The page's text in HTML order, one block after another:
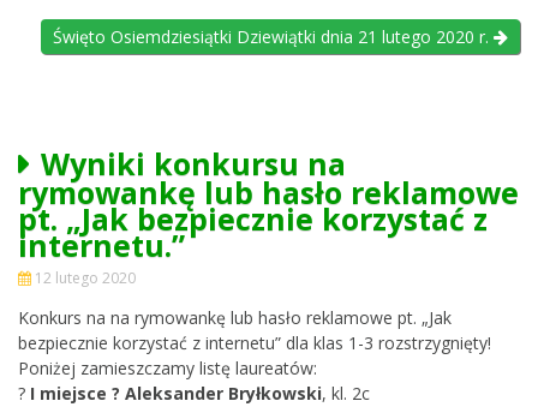
Święto Osiemdziesiątki Dziewiątki dnia 21 lutego 2020 r.
Wyniki konkursu na
rymowankę lub hasło reklamowe
pt. „Jak bezpiecznie korzystać z
internetu.”
12 lutego 2020
Konkurs na na rymowankę lub hasło reklamowe pt. „Jak
bezpiecznie korzystać z internetu” dla klas 1-3 rozstrzygnięty!
Poniżej zamieszczamy listę laureatów:
? I miejsce ? Aleksander Bryłkowski, kl. 2c